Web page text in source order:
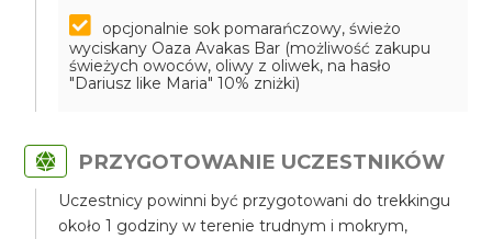
opcjonalnie sok pomarańczowy, świeżo
wyciskany Oaza Avakas Bar (możliwość zakupu
świeżych owoców, oliwy z oliwek, na hasło
"Dariusz like Maria" 10% zniżki)
PRZYGOTOWANIE UCZESTNIKÓW
Uczestnicy powinni być przygotowani do trekkingu
około 1 godziny w terenie trudnym i mokrym,